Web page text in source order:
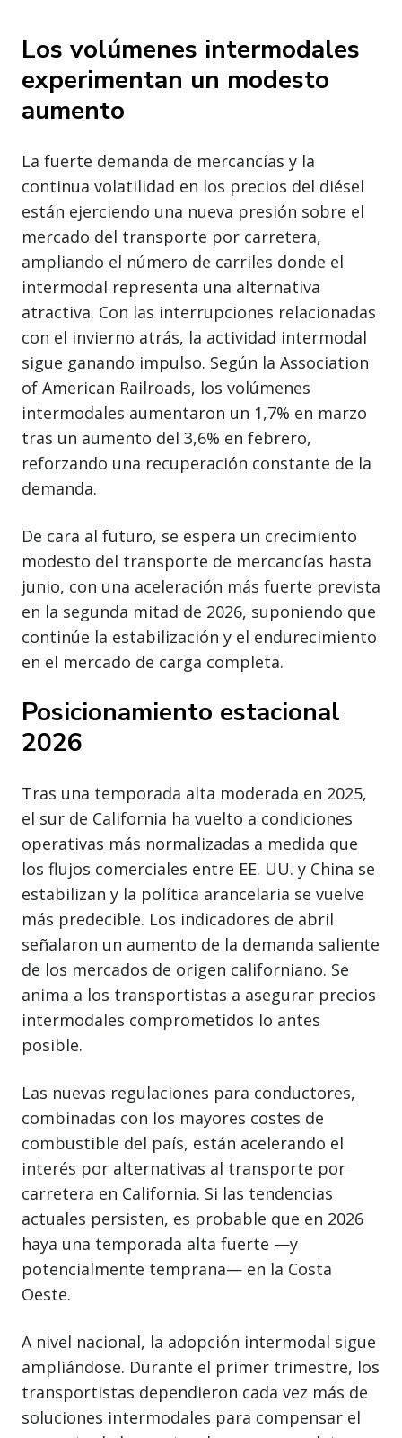
Los volúmenes intermodales
experimentan un modesto
aumento
La fuerte demanda de mercancías y la
continua volatilidad en los precios del diésel
están ejerciendo una nueva presión sobre el
mercado del transporte por carretera,
ampliando el número de carriles donde el
intermodal representa una alternativa
atractiva. Con las interrupciones relacionadas
con el invierno atrás, la actividad intermodal
sigue ganando impulso. Según la Association
of American Railroads, los volúmenes
intermodales aumentaron un 1,7% en marzo
tras un aumento del 3,6% en febrero,
reforzando una recuperación constante de la
demanda.
De cara al futuro, se espera un crecimiento
modesto del transporte de mercancías hasta
junio, con una aceleración más fuerte prevista
en la segunda mitad de 2026, suponiendo que
continúe la estabilización y el endurecimiento
en el mercado de carga completa.
Posicionamiento estacional
2026
Tras una temporada alta moderada en 2025,
el sur de California ha vuelto a condiciones
operativas más normalizadas a medida que
los flujos comerciales entre EE. UU. y China se
estabilizan y la política arancelaria se vuelve
más predecible. Los indicadores de abril
señalaron un aumento de la demanda saliente
de los mercados de origen californiano. Se
anima a los transportistas a asegurar precios
intermodales comprometidos lo antes
posible.
Las nuevas regulaciones para conductores,
combinadas con los mayores costes de
combustible del país, están acelerando el
interés por alternativas al transporte por
carretera en California. Si las tendencias
actuales persisten, es probable que en 2026
haya una temporada alta fuerte —y
potencialmente temprana— en la Costa
Oeste.
A nivel nacional, la adopción intermodal sigue
ampliándose. Durante el primer trimestre, los
transportistas dependieron cada vez más de
soluciones intermodales para compensar el